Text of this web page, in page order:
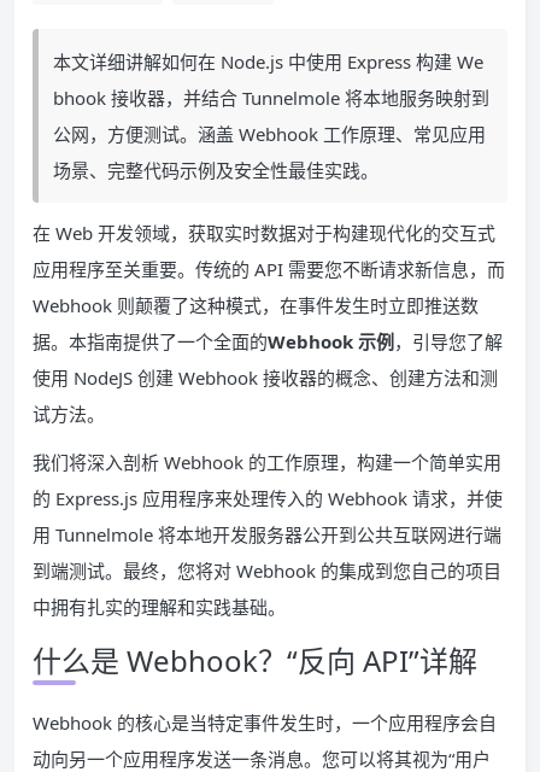
本文详细讲解如何在 Node.js 中使用 Express 构建 We
bhook 接收器，并结合 Tunnelmole 将本地服务映射到
公网，方便测试。涵盖 Webhook 工作原理、常见应用
场景、完整代码示例及安全性最佳实践。
在 Web 开发领域，获取实时数据对于构建现代化的交互式
应用程序至关重要。传统的 API 需要您不断请求新信息，而
Webhook 则颠覆了这种模式，在事件发生时立即推送数
据。本指南提供了一个全面的Webhook 示例 ，引导您了解
使用 NodeJS 创建 Webhook 接收器的概念、创建方法和测
试方法。
我们将深入剖析 Webhook 的工作原理，构建一个简单实用
的 Express.js 应用程序来处理传入的 Webhook 请求，并使
用 Tunnelmole 将本地开发服务器公开到公共互联网进行端
到端测试。最终，您将对 Webhook 的集成到您自己的项目
中拥有扎实的理解和实践基础。
什么是 Webhook？“反向 API”详解
Webhook 的核心是当特定事件发生时，一个应用程序会自
动向另一个应用程序发送一条消息。您可以将其视为“用户